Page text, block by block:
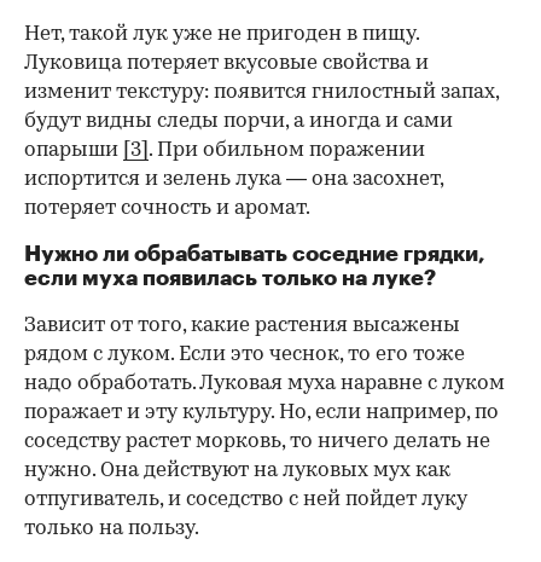
Нет, такой лук уже не пригоден в пищу.
Луковица потеряет вкусовые свойства и
изменит текстуру: появится гнилостный запах,
будут видны следы порчи, а иногда и сами
опарыши
[3] . При обильном поражении
испортится и зелень лука — она засохнет,
потеряет сочность и аромат.
Нужно ли обрабатывать соседние грядки,
если муха появилась только на луке?
Зависит от того, какие растения высажены
рядом с луком. Если это чеснок, то его тоже
надо обработать. Луковая муха наравне с луком
поражает и эту культуру. Но, если например, по
соседству растет морковь, то ничего делать не
нужно. Она действуют на луковых мух как
отпугиватель, и соседство с ней пойдет луку
только на пользу.